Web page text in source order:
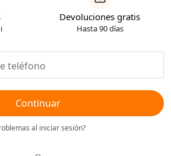
Devoluciones gratis
Hasta 90 días
Continuar
al iniciar sesión?